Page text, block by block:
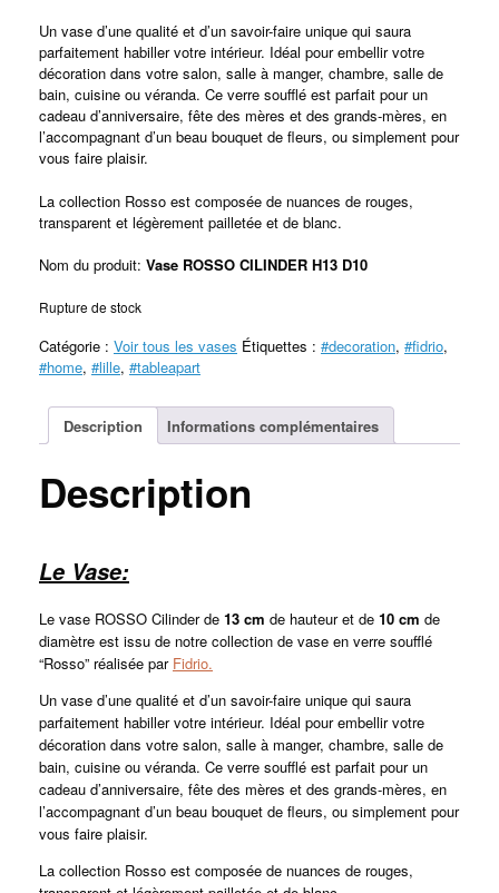
Un vase d’une qualité et d’un savoir-faire unique qui saura
parfaitement habiller votre intérieur. Idéal pour embellir votre
décoration dans votre salon, salle à manger, chambre, salle de
bain, cuisine ou véranda. Ce verre soufflé est parfait pour un
cadeau d’anniversaire, fête des mères et des grands-mères, en
l’accompagnant d’un beau bouquet de fleurs, ou simplement pour
vous faire plaisir.
La collection Rosso est composée de nuances de rouges,
transparent et légèrement pailletée et de blanc.
Nom du produit: Vase ROSSO CILINDER H13 D10
Rupture de stock
Catégorie : Voir tous les vases Étiquettes : #decoration, #fidrio,
#home, #lille, #tableapart
Description Informations complémentaires
Description
Le Vase:
Le vase ROSSO Cilinder de 13 cm de hauteur et de 10 cm de
diamètre est issu de notre collection de vase en verre soufflé
“Rosso” réalisée par Fidrio.
Un vase d’une qualité et d’un savoir-faire unique qui saura
parfaitement habiller votre intérieur. Idéal pour embellir votre
décoration dans votre salon, salle à manger, chambre, salle de
bain, cuisine ou véranda. Ce verre soufflé est parfait pour un
cadeau d’anniversaire, fête des mères et des grands-mères, en
l’accompagnant d’un beau bouquet de fleurs, ou simplement pour
vous faire plaisir.
La collection Rosso est composée de nuances de rouges,